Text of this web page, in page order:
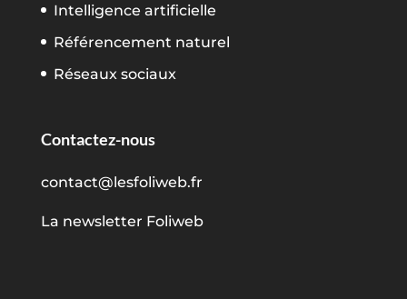
Intelligence artificielle
Référencement naturel
Réseaux sociaux
Contactez-nous
contact@lesfoliweb.fr
La newsletter Foliweb